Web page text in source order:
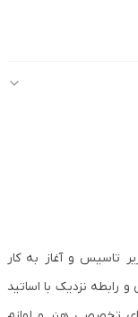
لوازم التحریر تاسیس و آغاز به کار
نزدیک با اساتید